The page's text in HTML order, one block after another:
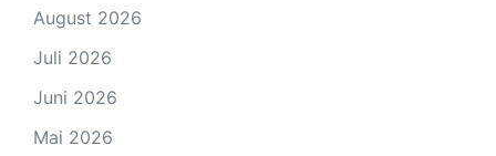
August 2026
Juli 2026
Juni 2026
Mai 2026